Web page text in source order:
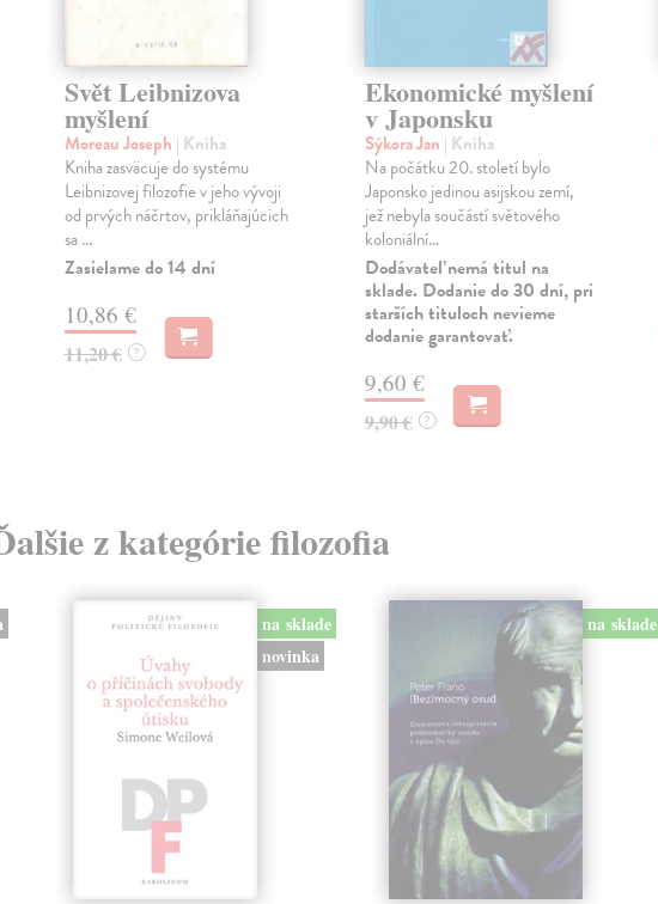
Svět Leibnizova
myšlení
Moreau Joseph | Kniha
Kniha zasväcuje do systému
Leibnizovej filozofie v jeho vývoji
od prvých náčrtov, prikláňajúcich
sa ...
Zasielame do 14 dní
10,86 €
11,20 € ?
Ekonomické myšlení
v Japonsku
Sýkora Jan | Kniha
Na počátku 20. století bylo
Japonsko jedinou asijskou zemí,
jež nebyla součástí světového
koloniální...
Dodávateľ nemá titul na
sklade. Dodanie do 30 dní, pri
starších tituloch nevieme
dodanie garantovať.
9,60 €
9,90 € ?
z kategórie filozofia
na sklade
novinka
na sklade